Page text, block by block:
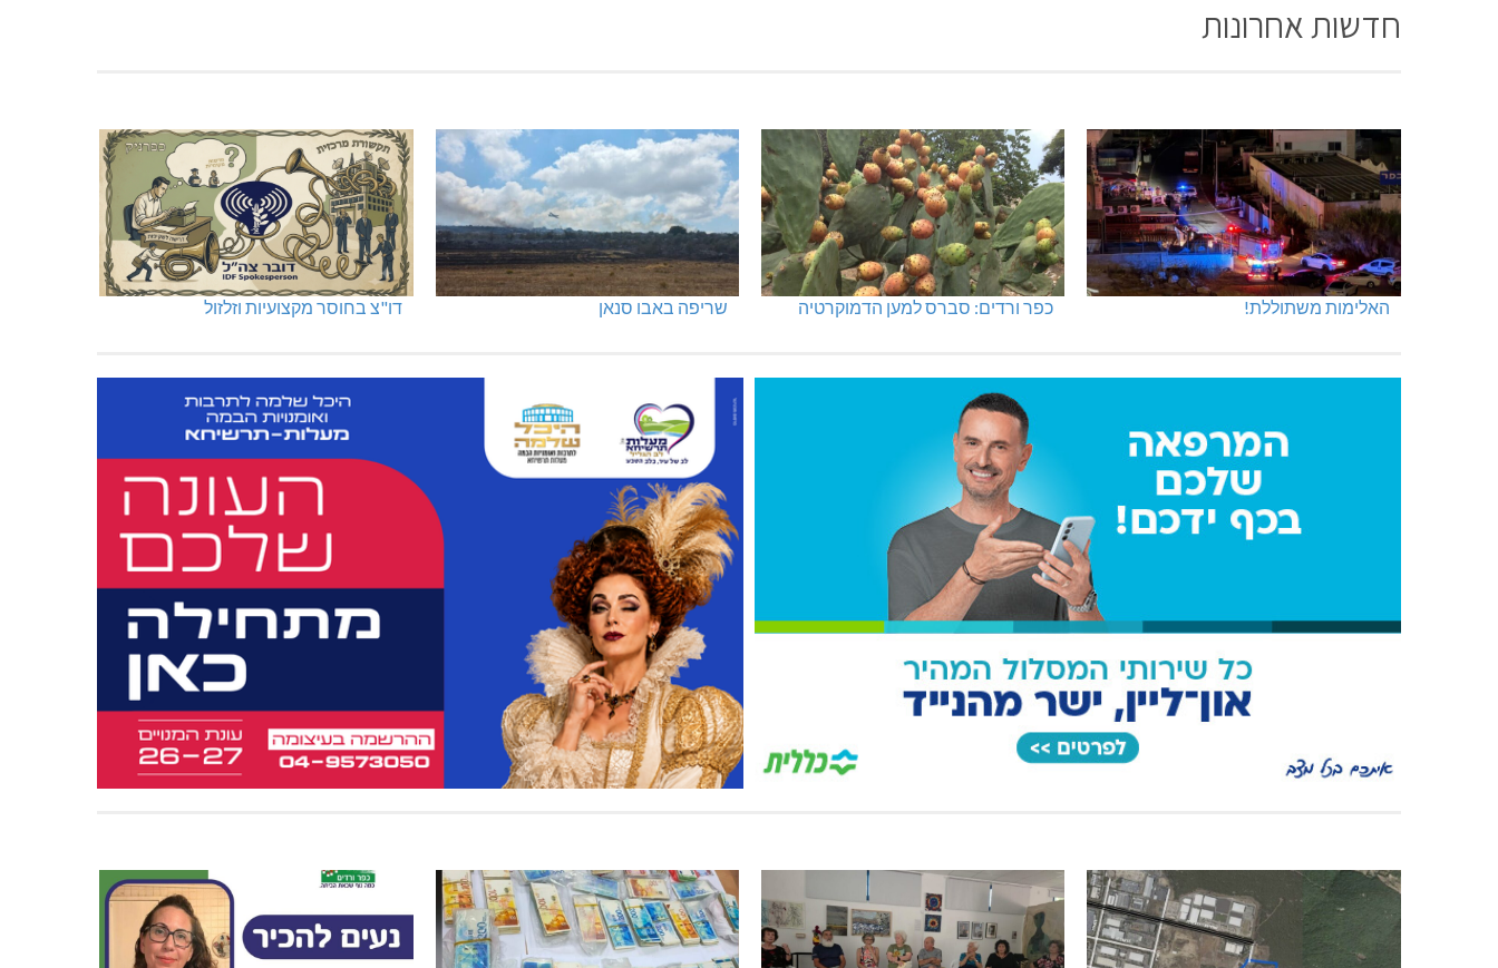
חדשות אחרונות
האלימות משתוללת! כפר ורדים: סברס למען הדמוקרטיה שריפה באבו סנאן דו"צ בחוסר מקצועיות וזלזול